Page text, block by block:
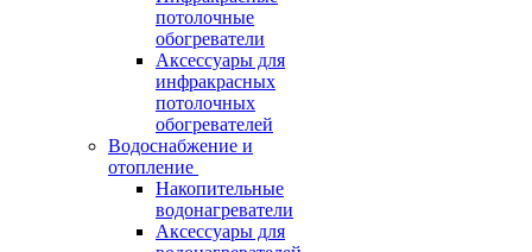
потолочные
обогреватели
Аксессуары для
инфракрасных
потолочных
обогревателей
Водоснабжение и
отопление
Накопительные
водонагреватели
Аксессуары для